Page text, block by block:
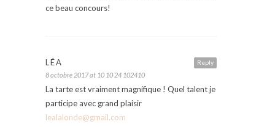
ce beau concours!
Reply
LÉA
8 octobre 2017 at 10 10 24 102410
La tarte est vraiment magnifique ! Quel talent je
participe avec grand plaisir
lealalonde@gmail.com